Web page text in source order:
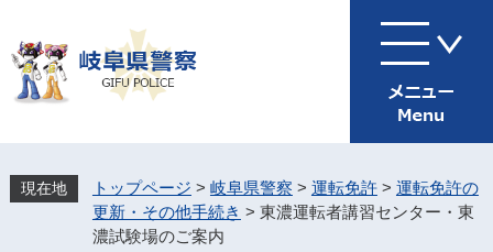
ジ
先
す
ュ
を
し
トップページ > 岐阜県警察 > 運転免許> 運転免許の
更新・その他手続き > 東濃運転者講習センター・東
濃試験場のご案内